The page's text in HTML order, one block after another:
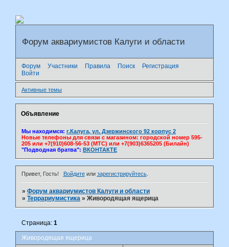
Форум аквариумистов Калуги и области
Форум Участники Правила Поиск
Регистрация
Войти
Активные темы
Объявление
Мы находимся: г.Калуга, ул. Дзержинского 92 корпус 2
Новые телефоны для связи с магазином: городской номер 595-
205 или +7(910)608-56-53 (МТС) или +7(903)6365205 (Билайн)
"Подводная братва": ВКОНТАКТЕ
Привет, Гость! Войдитеили зарегистрируйтесь.
»Форум аквариумистов Калуги и области
»Террариумистика »Живородящая ящерица
Живородящая ящерица
Страница:1